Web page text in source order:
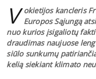
V okietijos kancleris
Europos Sąjungą
nuo kurios įsigaliotų
draudimas naujuose
siūlo sunkumų
kelią siekiant klimato